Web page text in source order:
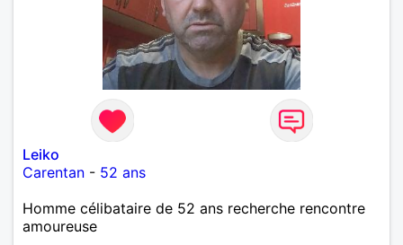
Leiko
Carentan - 52 ans
Homme célibataire de 52 ans recherche rencontre
amoureuse